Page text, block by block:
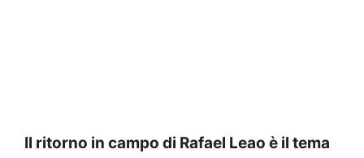
Il ritorno in campo di Rafael Leao è il tema